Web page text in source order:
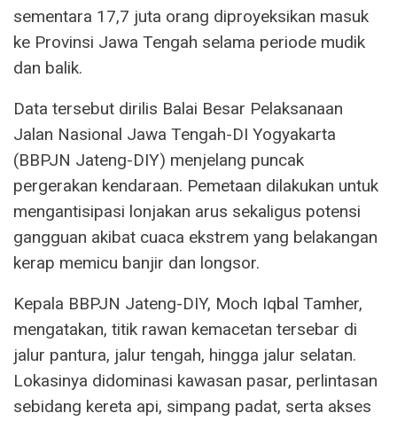
sementara 17,7 juta orang diproyeksikan masuk
ke Provinsi Jawa Tengah selama periode mudik
dan balik.
Data tersebut dirilis Balai Besar Pelaksanaan
Jalan Nasional Jawa Tengah-DI Yogyakarta
(BBPJN Jateng-DIY) menjelang puncak
pergerakan kendaraan. Pemetaan dilakukan untuk
mengantisipasi lonjakan arus sekaligus potensi
gangguan akibat cuaca ekstrem yang belakangan
kerap memicu banjir dan longsor.
Kepala BBPJN Jateng-DIY, Moch Iqbal Tamher,
mengatakan, titik rawan kemacetan tersebar di
jalur pantura, jalur tengah, hingga jalur selatan.
Lokasinya didominasi kawasan pasar, perlintasan
sebidang kereta api, simpang padat, serta akses